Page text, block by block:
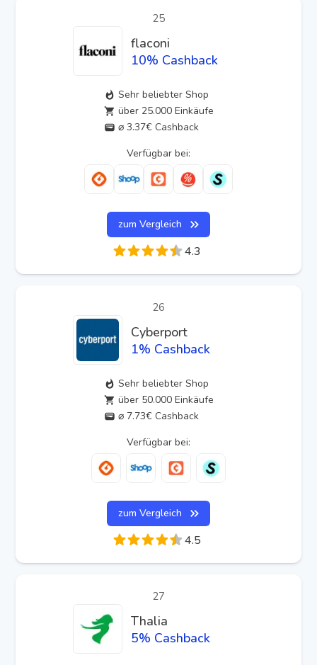
25
flaconi
10% Cashback
Sehr beliebter Shop
über 25.000 Einkäufe
⌀ 3.37€ Cashback
Verfügbar bei:
zum Vergleich
4.3
26
Cyberport
1% Cashback
Sehr beliebter Shop
über 50.000 Einkäufe
⌀ 7.73€ Cashback
Verfügbar bei:
zum Vergleich
4.5
27
Thalia
5% Cashback